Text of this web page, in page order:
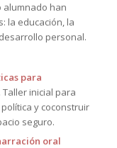
alumnado han
la educación, la
personal.
para
Taller inicial para
y coconstruir
seguro.
oral